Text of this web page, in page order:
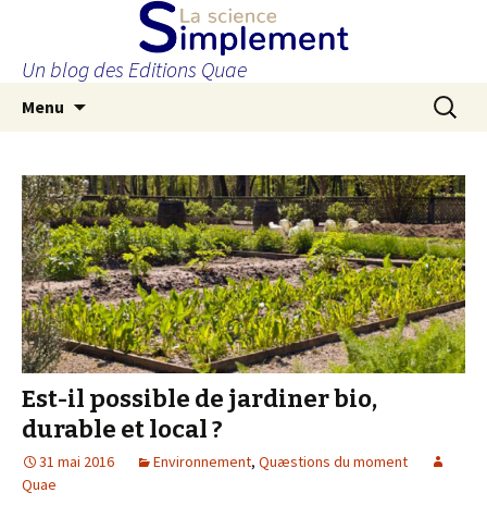
Un blog des Editions Quae
Menu
principal
Est-il possible de jardiner bio,
durable et local ?
31 mai 2016 Environnement, Quæstions du moment
Quae